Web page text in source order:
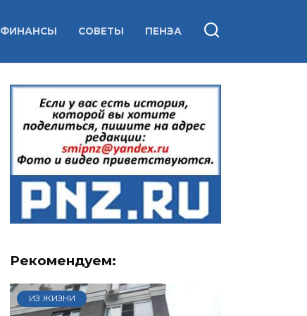
ФИНАНСЫ СОВЕТЫ ПЕНЗА
Рекомендуем:
ИЗ ЖИЗНИ